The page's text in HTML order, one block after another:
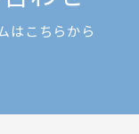
はこちらから